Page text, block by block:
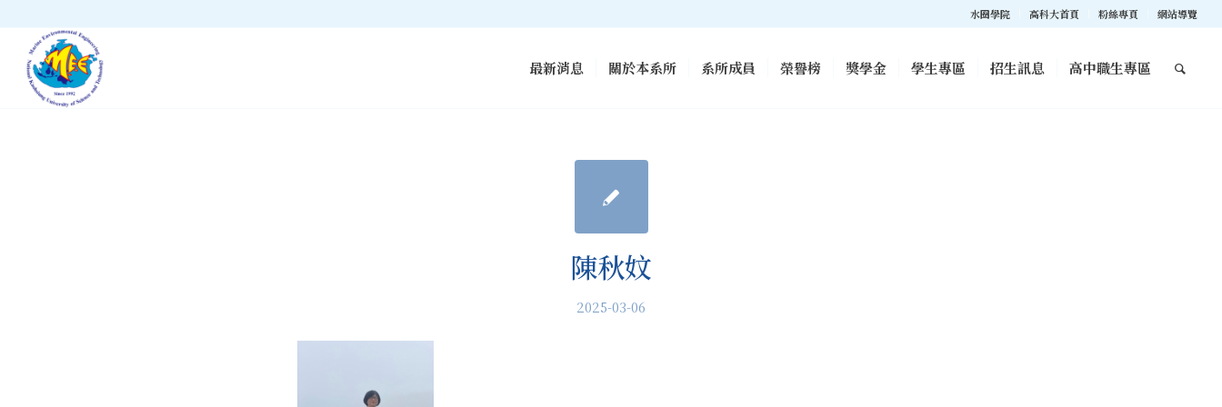
水圈學院 高科大首頁 粉絲專頁 網站導覽
最新消息 關於本系所 系所成員 榮譽榜 獎學金 學生專區 招生訊息 高中職生專區
陳秋妏
2025-03-06